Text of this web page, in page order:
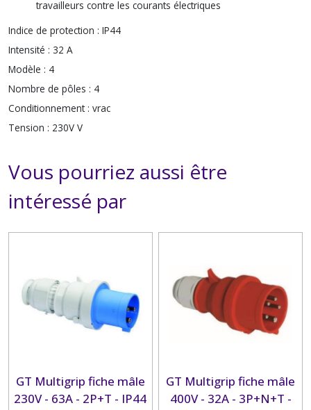
travailleurs contre les courants électriques
Indice de protection : IP44
Intensité : 32 A
Modèle : 4
Nombre de pôles : 4
Conditionnement : vrac
Tension : 230V V
Vous pourriez aussi être
intéressé par
GT Multigrip fiche mâle
230V - 63A - 2P+T - IP44
GT Multigrip fiche mâle
400V - 32A - 3P+N+T -